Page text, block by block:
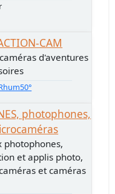
CAM
d'aventures
photophones,
photophones,
et applis photo,
et caméras